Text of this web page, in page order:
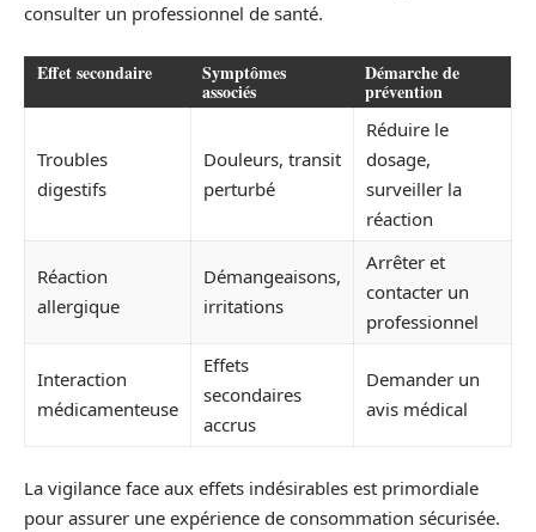
consulter un professionnel de santé.
Effet secondaire Symptômes
associés
Démarche de
prévention
Troubles
digestifs
Douleurs, transit
perturbé
Réduire le
dosage,
surveiller la
réaction
Réaction
allergique
Démangeaisons,
irritations
Arrêter et
contacter un
professionnel
Interaction
médicamenteuse
Effets
secondaires
accrus
Demander un
avis médical
La vigilance face aux effets indésirables est primordiale
pour assurer une expérience de consommation sécurisée.